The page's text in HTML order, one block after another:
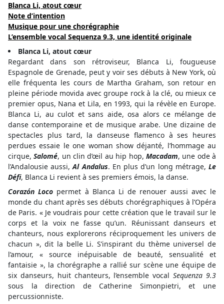
Blanca Li, atout cœur
Note d’intention
Musique pour une chorégraphie
L’ensemble vocal Sequenza 9.3, une identité originale
Blanca Li, atout cœur
Regardant dans son rétroviseur, Blanca Li, fougueuse
Espagnole de Grenade, peut y voir ses débuts à New York, où
elle fréquenta les cours de Martha Graham, son retour en
pleine période movida avec groupe rock à la clé, ou mieux ce
premier opus, Nana et Lila, en 1993, qui la révèle en Europe.
Blanca Li, au culot et sans aide, osa alors ce mélange de
danse contemporaine et de musique arabe. Une dizaine de
spectacles plus tard, la danseuse flamenco à ses heures
perdues essaie le one woman show déjanté, l’hommage au
cirque,Salomé, un clin d’œil au hip hop, Macadam, une ode à
l’Andalousie aussi,Al Andalus. En plus d’un long métrage,Le
Défi, Blanca Li revient à ses premiers émois, la danse.
Corazón Loco permet à Blanca Li de renouer aussi avec le
monde du chant après ses débuts chorégraphiques à l’Opéra
de Paris. « Je voudrais pour cette création que le travail sur le
corps et la voix ne fasse qu’un. Réunissant danseurs et
chanteurs, nous explorerons réciproquement les univers de
chacun », dit la belle Li. S’inspirant du thème universel de
l’amour, « source inépuisable de beauté, sensualité et
fantaisie », la chorégraphe a rallié sur scène une équipe de
six danseurs, huit chanteurs, l’ensemble vocalSequenza 9.3
sous la direction de Catherine Simonpietri, et une
percussionniste.